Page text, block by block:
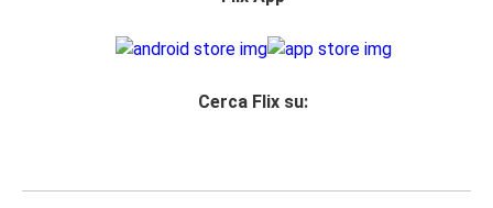
Cerca Flix su: